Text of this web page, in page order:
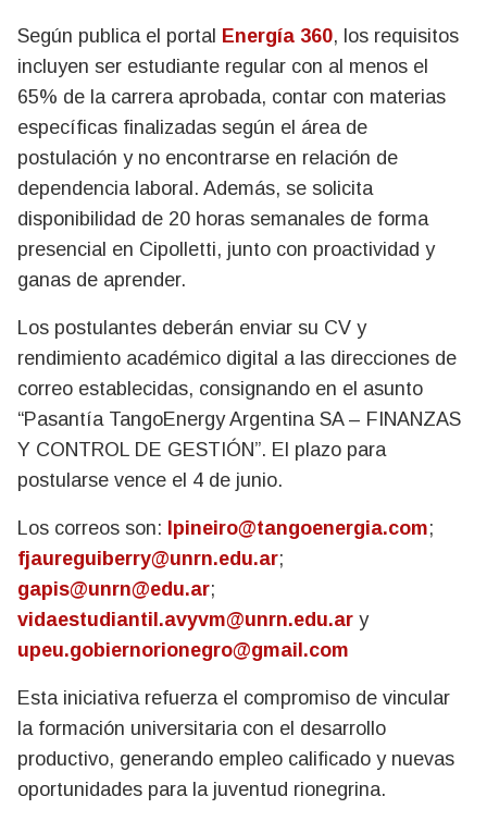
Según publica el portal Energía 360, los requisitos
incluyen ser estudiante regular con al menos el
65% de la carrera aprobada, contar con materias
específicas finalizadas según el área de
postulación y no encontrarse en relación de
dependencia laboral. Además, se solicita
disponibilidad de 20 horas semanales de forma
presencial en Cipolletti, junto con proactividad y
ganas de aprender.
Los postulantes deberán enviar su CV y
rendimiento académico digital a las direcciones de
correo establecidas, consignando en el asunto
“Pasantía TangoEnergy Argentina SA – FINANZAS
Y CONTROL DE GESTIÓN”. El plazo para
postularse vence el 4 de junio.
Los correos son: lpineiro@tangoenergia.com;
fjaureguiberry@unrn.edu.ar;
gapis@unrn@edu.ar;
vidaestudiantil.avyvm@unrn.edu.ar y
upeu.gobiernorionegro@gmail.com
Esta iniciativa refuerza el compromiso de vincular
la formación universitaria con el desarrollo
productivo, generando empleo calificado y nuevas
oportunidades para la juventud rionegrina.